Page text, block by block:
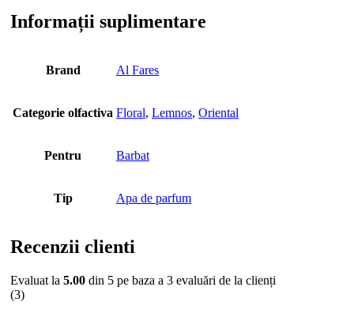
Informații suplimentare
Brand Al Fares
Categorie olfactiva Floral, Lemnos, Oriental
Pentru Barbat
Tip Apa de parfum
Recenzii clienti
Evaluat la 5.00 din 5 pe baza a 3 evaluări de la clienți
(3)